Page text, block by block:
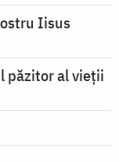
Iisus
păzitor al vieții